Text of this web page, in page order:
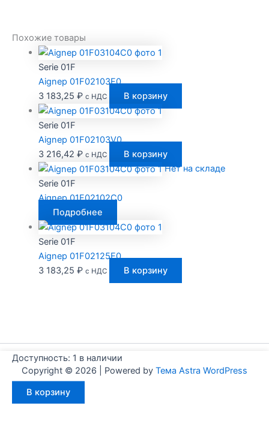
Похожие товары
Serie 01F
Aignep 01F02103E0
3 183,25 ₽ с НДС В корзину
Serie 01F
Aignep 01F02103V0
3 216,42 ₽ с НДС
В корзину
Нет на складе
Serie 01F
Aignep 01F02102C0
Подробнее
Serie 01F
Aignep 01F02125E0
3 183,25 ₽ с НДС В корзину
Copyright © 2026 | Powered by Тема Astra WordPress
Доступность: 1 в наличии
товара
В корзину